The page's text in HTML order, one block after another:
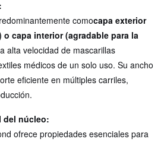
comocapa exterior
capa interior (agradable para la
alta velocidad de mascarillas
médicos de un solo uso. Su ancho
eficiente en múltiples carriles,
del núcleo:
ofrece propiedades esenciales para